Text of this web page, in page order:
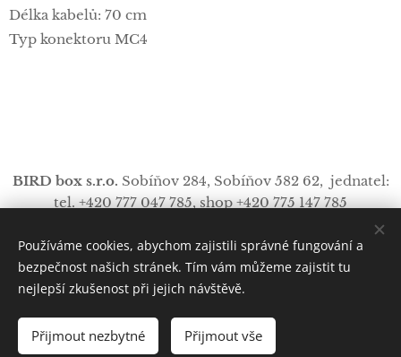
DO KOŠÍKU
Délka kabelů: 70 cm
Typ konektoru MC4
BIRD box s.r.o. Sobíňov 284, Sobíňov582 62, jednatel:
tel. +420 777 047 785, shop +420 775 147 785
https://www.facebook.com/procampink/ Cookies
Používáme cookies, abychom zajistili správné fungování a
bezpečnost našich stránek. Tím vám můžeme zajistit tu
nejlepší zkušenost při jejich návštěvě.
Přijmout nezbytné Přijmout vše